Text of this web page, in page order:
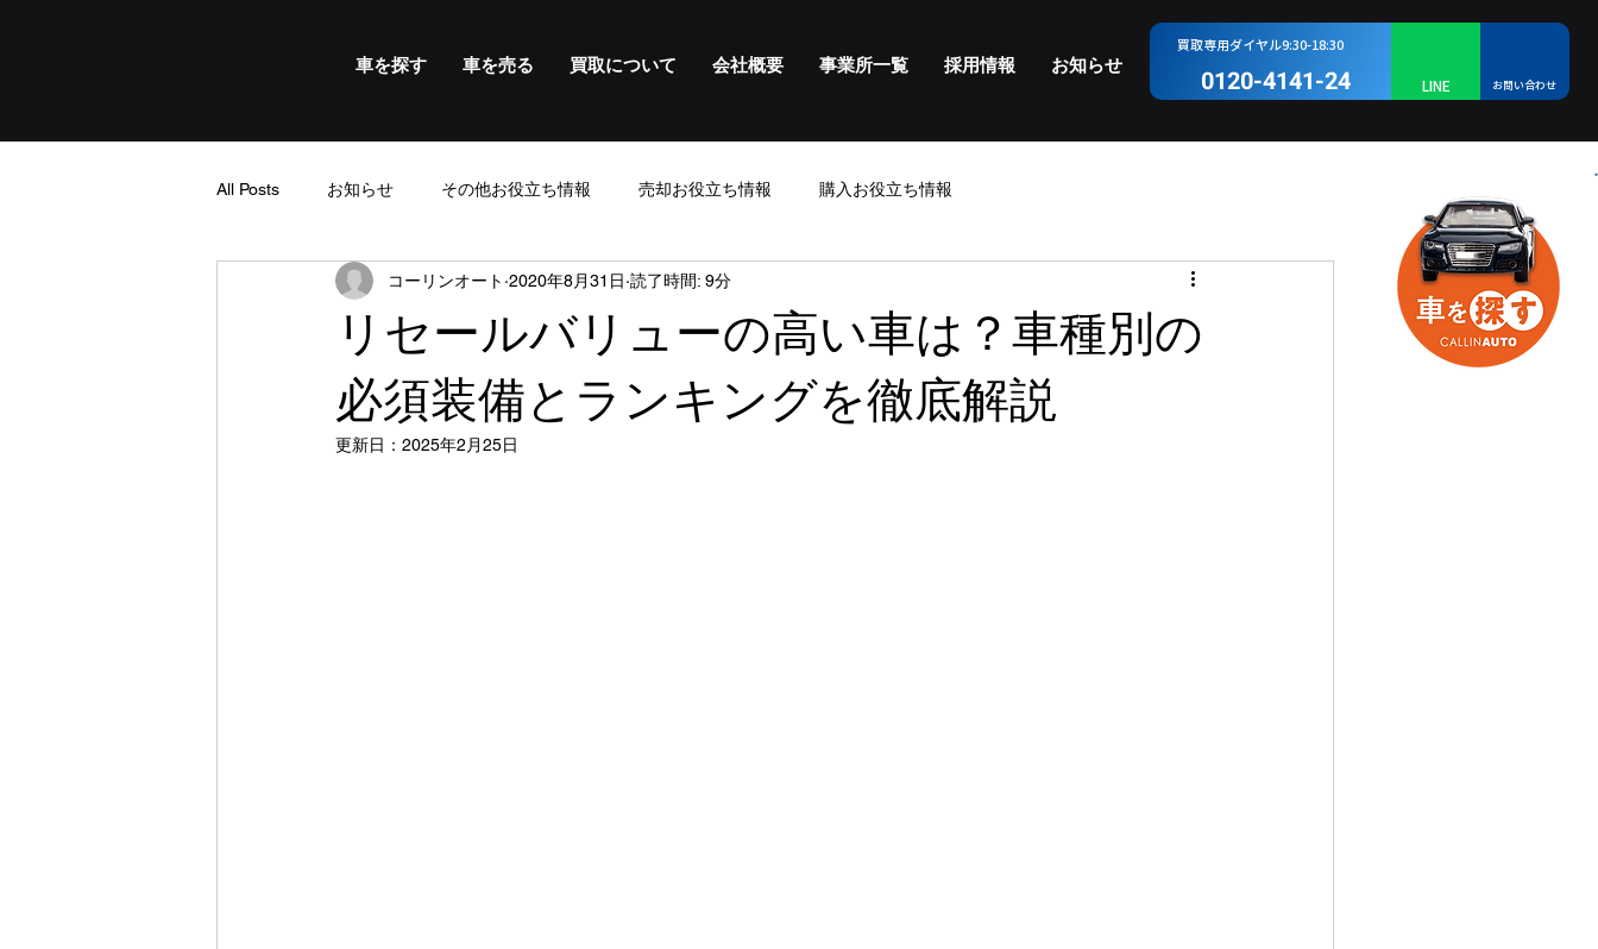
0120-4141-24
​買取専用ダイヤル9:30-18:30
LINE お問い合わせ
車を探す 車を売る 買取について 会社概要 事業所一覧 採用情報 お知らせ
All Posts お知らせ その他お役立ち情報 売却お役立ち情報 購入お役立ち情報
リセールバリューの高い車は？車種別の
必須装備とランキングを徹底解説
コーリンオート 2020年8月31日 読了時間: 9分
更新日： 2025年2月25日